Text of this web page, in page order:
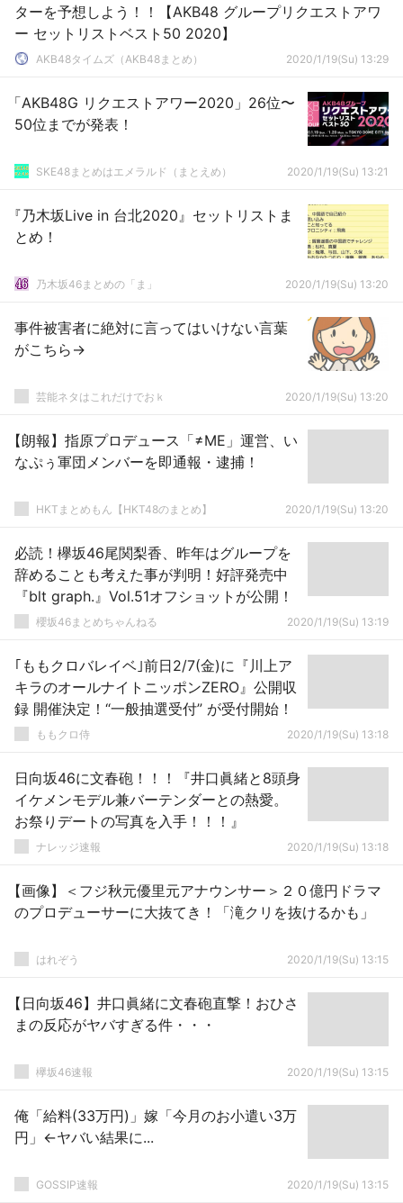
ターを予想しよう！！【AKB48 グループリクエストアワ
ー セットリストベスト50 2020】
AKB48タイムズ（AKB48まとめ） 2020/1/19(Su) 13:29
「AKB48G リクエストアワー2020」26位〜
50位までが発表！
SKE48まとめはエメラルド（まとえめ） 2020/1/19(Su) 13:21
『乃木坂Live in 台北2020』セットリストま
とめ！
乃木坂46まとめの「ま」 2020/1/19(Su) 13:20
事件被害者に絶対に言ってはいけない言葉
がこちら→
芸能ネタはこれだけでおｋ 2020/1/19(Su) 13:20
【朗報】指原プロデュース「≠ME」運営、い
なぷぅ軍団メンバーを即通報・逮捕！
HKTまとめもん【HKT48のまとめ】 2020/1/19(Su) 13:20
必読！欅坂46尾関梨香、昨年はグループを
辞めることも考えた事が判明！好評発売中
『blt graph.』Vol.51オフショットが公開！
櫻坂46まとめちゃんねる 2020/1/19(Su) 13:19
｢ももクロバレイベ｣前日2/7(金)に『川上ア
キラのオールナイトニッポンZERO』公開収
録 開催決定！“一般抽選受付” が受付開始！
ももクロ侍 2020/1/19(Su) 13:18
日向坂46に文春砲！！！『井口眞緒と8頭身
イケメンモデル兼バーテンダーとの熱愛。
お祭りデートの写真を入手！！！』
ナレッジ速報 2020/1/19(Su) 13:18
【画像】＜フジ秋元優里元アナウンサー＞２０億円ドラマ
のプロデューサーに大抜てき！「滝クリを抜けるかも」
はれぞう 2020/1/19(Su) 13:15
【日向坂46】井口眞緒に文春砲直撃！おひさ
まの反応がヤバすぎる件・・・
欅坂46速報 2020/1/19(Su) 13:15
俺「給料(33万円)」嫁「今月のお小遣い3万
円」←ヤバい結果に...
GOSSIP速報 2020/1/19(Su) 13:15